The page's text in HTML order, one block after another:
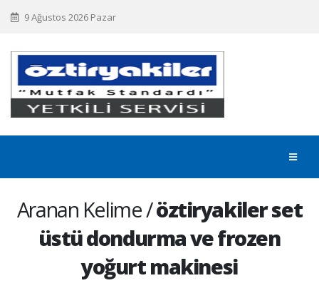
9 Ağustos 2026 Pazar
Aranan Kelime /öztiryakiler set
üstü dondurma ve frozen
yoğurt makinesi